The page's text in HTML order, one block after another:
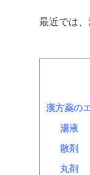
最近では
漢方薬の
湯液
散剤
丸剤